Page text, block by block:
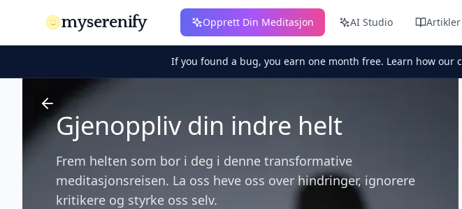
myserenify Opprett Din Meditasjon AI Studio Artikler
If you found a bug, you earn one month free. Learn how our
Gjenoppliv din indre helt
Frem helten som bor i deg i denne transformative
meditasjonsreisen. La oss heve oss over hindringer, ignorere
kritikere og styrke oss selv.